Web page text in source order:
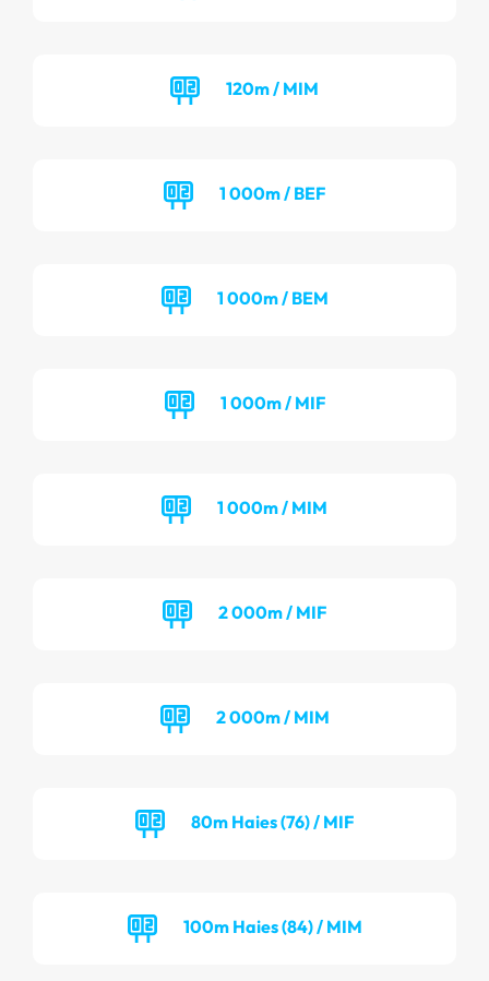
120m / MIM
1 000m / BEF
1 000m / BEM
1 000m / MIF
1 000m / MIM
2 000m / MIF
2 000m / MIM
80m Haies (76) / MIF
100m Haies (84) / MIM